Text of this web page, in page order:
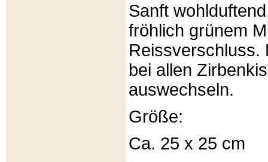
Sanft
fröhlich grünem
Reissverschluss.
bei allen
auswechseln.
Größe:
Ca. 25 x 25 cm